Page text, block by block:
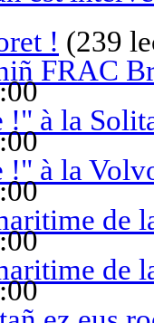
! (239
FRAC
!" à la
à la
de
de